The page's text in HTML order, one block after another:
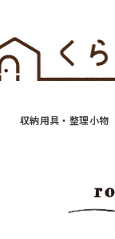
収納用具・整理小物